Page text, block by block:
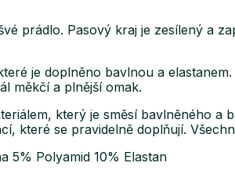
prádlo. Pasový kraj je zesílený a
je doplněno bavlnou a
měkčí a plnější omak.
který je směsí bavlněného
které se pravidelně doplňují.
5% Polyamid 10% Elastan